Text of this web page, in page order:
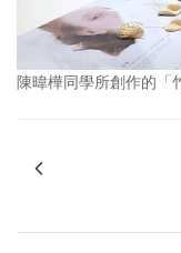
陳暐樺同學所創作的「